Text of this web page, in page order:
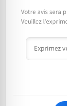
Votre avis sera
Veuillez
Commentaire